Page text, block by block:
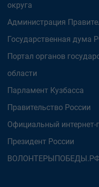
округа
Администрация
Государственная дума
Портал органов
области
Парламент Кузбасса
Правительство России
Официальный
Президент России